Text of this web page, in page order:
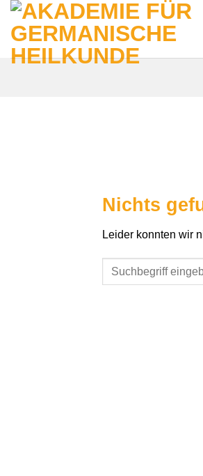
Zum
Inhalt
springen
Nichts
Leider konnten wir